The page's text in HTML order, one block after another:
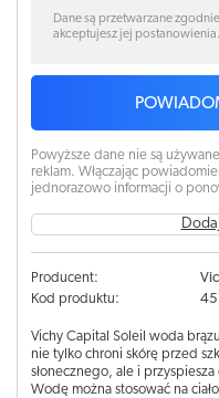
Dane są przetwarzane
akceptujesz jej postanowienia.
Powyższe dane nie są
reklam. Włączając
jednorazowo informacji o
Producent:
Kod produktu:
Vichy Capital Soleil woda
nie tylko chroni skórę przed
słonecznego, ale i
Wodę można stosować na